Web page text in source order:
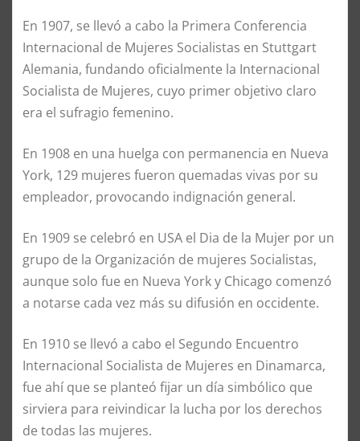
En 1907, se llevó a cabo la Primera Conferencia
Internacional de Mujeres Socialistas en Stuttgart
Alemania, fundando oficialmente la Internacional
Socialista de Mujeres, cuyo primer objetivo claro
era el sufragio femenino.
En 1908 en una huelga con permanencia en Nueva
York, 129 mujeres fueron quemadas vivas por su
empleador, provocando indignación general.
En 1909 se celebró en USA el Dia de la Mujer por un
grupo de la Organización de mujeres Socialistas,
aunque solo fue en Nueva York y Chicago comenzó
a notarse cada vez más su difusión en occidente.
En 1910 se llevó a cabo el Segundo Encuentro
Internacional Socialista de Mujeres en Dinamarca,
fue ahí que se planteó fijar un día simbólico que
sirviera para reivindicar la lucha por los derechos
de todas las mujeres.